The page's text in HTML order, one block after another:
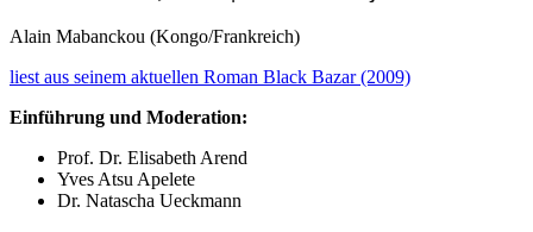
Alain Mabanckou (Kongo/Frankreich)
liest aus seinem aktuellen Roman Black Bazar (2009)
Einführung und Moderation:
Prof. Dr. Elisabeth Arend
Yves Atsu Apelete
Dr. Natascha Ueckmann